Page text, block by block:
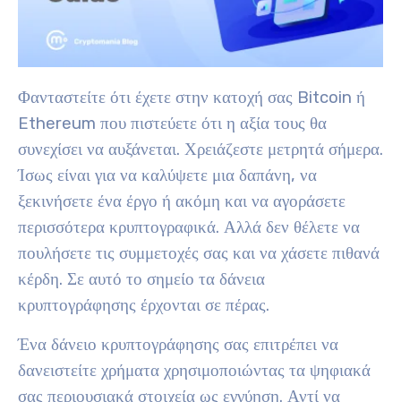
Φανταστείτε ότι έχετε στην κατοχή σας Bitcoin ή
Ethereum που πιστεύετε ότι η αξία τους θα
συνεχίσει να αυξάνεται. Χρειάζεστε μετρητά σήμερα.
Ίσως είναι για να καλύψετε μια δαπάνη, να
ξεκινήσετε ένα έργο ή ακόμη και να αγοράσετε
περισσότερα κρυπτογραφικά. Αλλά δεν θέλετε να
πουλήσετε τις συμμετοχές σας και να χάσετε πιθανά
κέρδη. Σε αυτό το σημείο τα δάνεια
κρυπτογράφησης έρχονται σε πέρας.
Ένα δάνειο κρυπτογράφησης σας επιτρέπει να
δανειστείτε χρήματα χρησιμοποιώντας τα ψηφιακά
σας περιουσιακά στοιχεία ως εγγύηση. Αντί να